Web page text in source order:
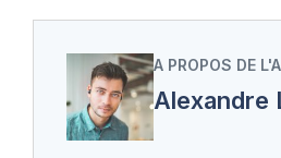
A PROPOS DE
Alexandre